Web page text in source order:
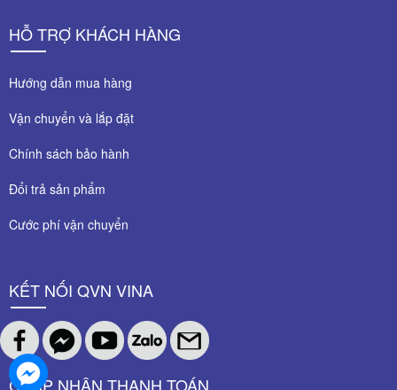
HỖ TRỢ KHÁCH HÀNG
Hướng dẫn mua hàng
Vận chuyển và lắp đặt
Chính sách bảo hành
Đổi trả sản phẩm
Cước phí vận chuyển
KẾT NỐI QVN VINA
CHẤP NHÂN THANH TOÁN